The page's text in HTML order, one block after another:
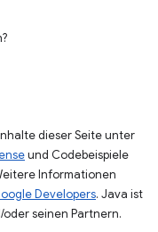
dieser Seite unter
und Codebeispiele
Informationen
Developers. Java ist
seinen Partnern.